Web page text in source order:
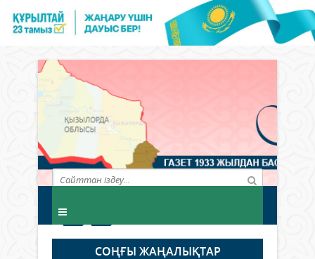
СОҢҒЫ ЖАҢАЛЫҚТАР